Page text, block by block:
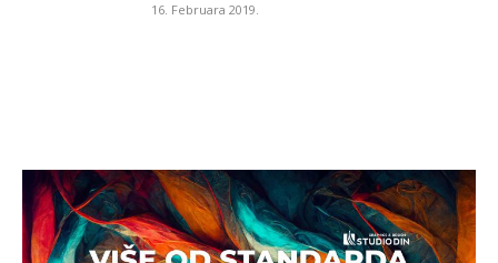
16. Februara 2019.